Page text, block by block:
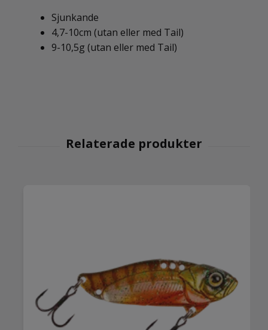
Sjunkande
4,7-10cm (utan eller med Tail)
9-10,5g (utan eller med Tail)